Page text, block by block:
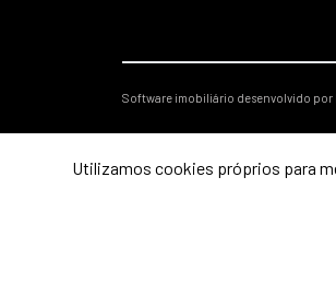
Software imobiliário desenvolvido por
Utilizamos cookies próprios para